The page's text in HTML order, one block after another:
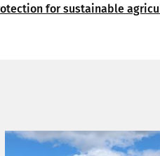
for sustainable